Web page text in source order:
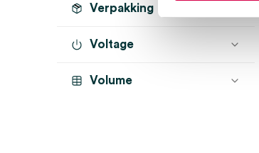
Verpakking
Voltage
Volume